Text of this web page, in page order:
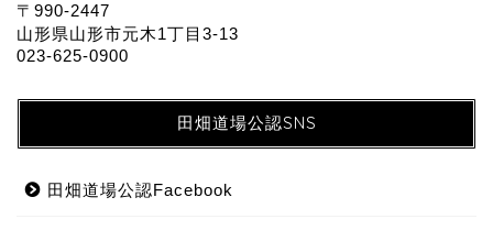
〒990-2447
山形県山形市元木1丁目3-13
023-625-0900
田畑道場公認SNS
田畑道場公認Facebook